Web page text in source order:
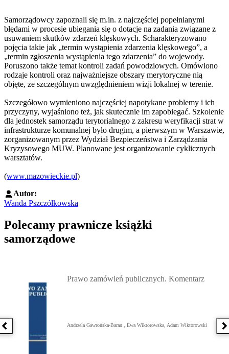
Samorządowcy zapoznali się m.in. z najczęściej popełnianymi
błędami w procesie ubiegania się o dotacje na zadania związane z
usuwaniem skutków zdarzeń klęskowych. Scharakteryzowano
pojęcia takie jak „termin wystąpienia zdarzenia klęskowego”, a
„termin zgłoszenia wystąpienia tego zdarzenia” do wojewody.
Poruszono także temat kontroli zadań powodziowych. Omówiono
rodzaje kontroli oraz najważniejsze obszary merytoryczne nią
objęte, ze szczególnym uwzględnieniem wizji lokalnej w terenie.
Szczegółowo wymieniono najczęściej napotykane problemy i ich
przyczyny, wyjaśniono też, jak skutecznie im zapobiegać. Szkolenie
dla jednostek samorządu terytorialnego z zakresu weryfikacji strat w
infrastrukturze komunalnej było drugim, a pierwszym w Warszawie,
zorganizowanym przez Wydział Bezpieczeństwa i Zarządzania
Kryzysowego MUW. Planowane jest organizowanie cyklicznych
warsztatów.
(www.mazowieckie.pl)
Autor:
Wanda Pszczółkowska
Polecamy prawnicze książki
samorządowe
Poprzednia książka
Prawo zamówień publicznych. Komentarz
Andrzela Gawrońska-Baran , Ewa Wiktorowska, Adam Wiktorowski